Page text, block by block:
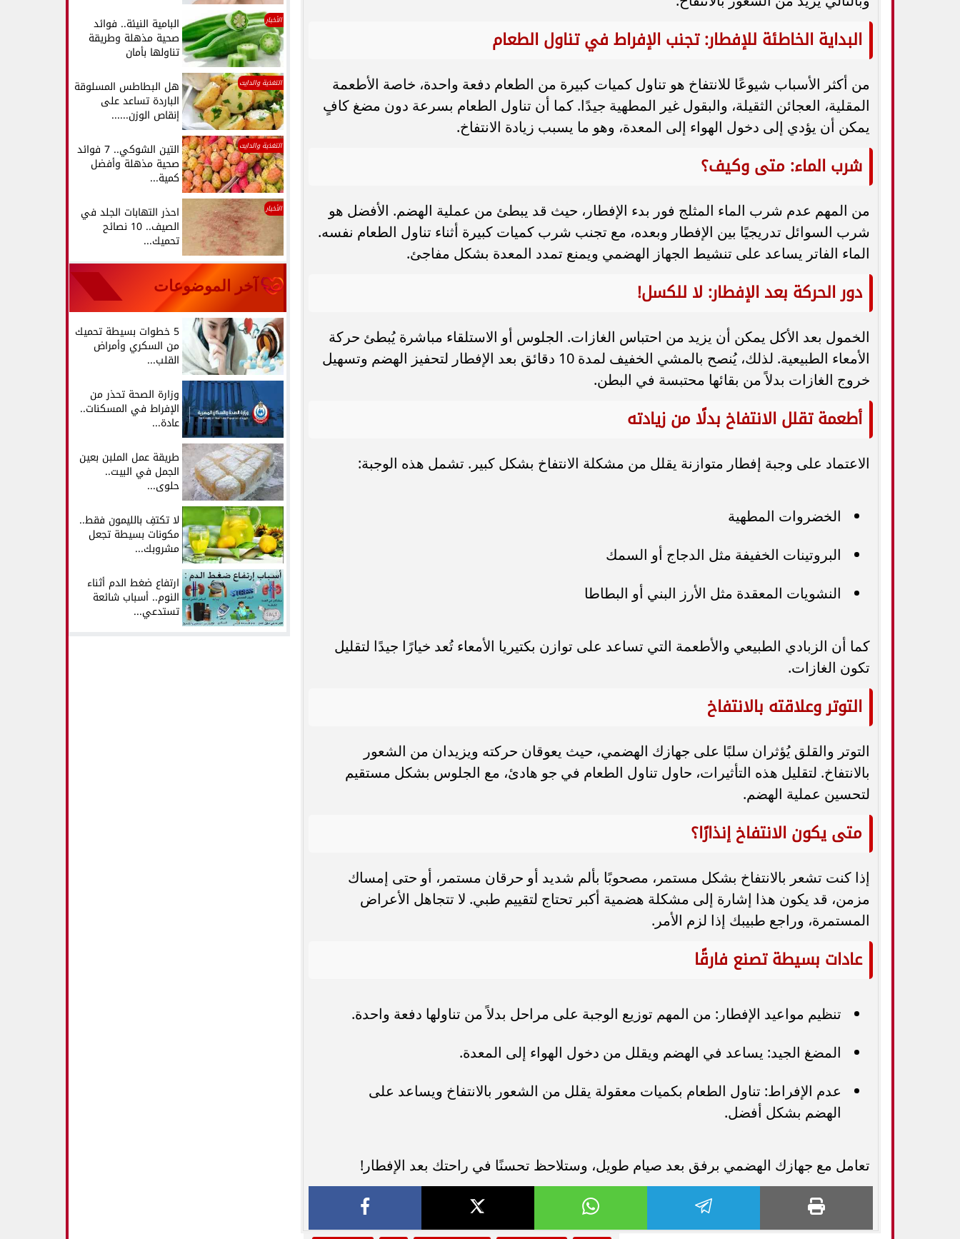
البداية الخاطئة للإفطار: تجنب الإفراط في تناول الطعام
من أكثر الأسباب شيوعًا للانتفاخ هو تناول كميات كبيرة من الطعام دفعة واحدة، خاصة الأطعمة
المقلية، العجائن الثقيلة، والبقول غير المطهية جيدًا. كما أن تناول الطعام بسرعة دون مضغ كافٍ
يمكن أن يؤدي إلى دخول الهواء إلى المعدة، وهو ما يسبب زيادة الانتفاخ.
شرب الماء: متى وكيف؟
من المهم عدم شرب الماء المثلج فور بدء الإفطار، حيث قد يبطئ من عملية الهضم. الأفضل هو
شرب السوائل تدريجيًا بين الإفطار وبعده، مع تجنب شرب كميات كبيرة أثناء تناول الطعام نفسه.
الماء الفاتر يساعد على تنشيط الجهاز الهضمي ويمنع تمدد المعدة بشكل مفاجئ.
دور الحركة بعد الإفطار: لا للكسل!
الخمول بعد الأكل يمكن أن يزيد من احتباس الغازات. الجلوس أو الاستلقاء مباشرة يُبطئ حركة
الأمعاء الطبيعية. لذلك، يُنصح بالمشي الخفيف لمدة 10 دقائق بعد الإفطار لتحفيز الهضم وتسهيل
خروج الغازات بدلاً من بقائها محتبسة في البطن.
أطعمة تقلل الانتفاخ بدلًا من زيادته
الاعتماد على وجبة إفطار متوازنة يقلل من مشكلة الانتفاخ بشكل كبير. تشمل هذه الوجبة:
الخضروات المطهية
البروتينات الخفيفة مثل الدجاج أو السمك
النشويات المعقدة مثل الأرز البني أو البطاطا
كما أن الزبادي الطبيعي والأطعمة التي تساعد على توازن بكتيريا الأمعاء تُعد خيارًا جيدًا لتقليل
تكون الغازات.
التوتر وعلاقته بالانتفاخ
التوتر والقلق يُؤثران سلبًا على جهازك الهضمي، حيث يعوقان حركته ويزيدان من الشعور
بالانتفاخ. لتقليل هذه التأثيرات، حاول تناول الطعام في جو هادئ، مع الجلوس بشكل مستقيم
لتحسين عملية الهضم.
متى يكون الانتفاخ إنذارًا؟
إذا كنت تشعر بالانتفاخ بشكل مستمر، مصحوبًا بألم شديد أو حرقان مستمر، أو حتى إمساك
مزمن، قد يكون هذا إشارة إلى مشكلة هضمية أكبر تحتاج لتقييم طبي. لا تتجاهل الأعراض
المستمرة، وراجع طبيبك إذا لزم الأمر.
عادات بسيطة تصنع فارقًا
تنظيم مواعيد الإفطار: من المهم توزيع الوجبة على مراحل بدلاً من تناولها دفعة واحدة.
المضغ الجيد: يساعد في الهضم ويقلل من دخول الهواء إلى المعدة.
عدم الإفراط: تناول الطعام بكميات معقولة يقلل من الشعور بالانتفاخ ويساعد على
الهضم بشكل أفضل.
تعامل مع جهازك الهضمي برفق بعد صيام طويل، وستلاحظ تحسنًا في راحتك بعد الإفطار!
الأخبار البامية النيئة.. فوائد
صحية مذهلة وطريقة
تناولها بأمان
التغذية والدايت هل البطاطس المسلوقة
الباردة تساعد على
إنقاص الوزن......
التغذية والدايت التين الشوكي.. 7 فوائد
صحية مذهلة وأفضل
كمية...
الأخبار احذر التهابات الجلد في
الصيف.. 10 نصائح
تحميك...
آخر الموضوعات
5 خطوات بسيطة تحميك
من السكري وأمراض
القلب...
وزارة الصحة تحذر من
الإفراط في المسكنات..
عادة...
طريقة عمل الملبن بعين
الجمل في البيت..
حلوى...
لا تكتفِ بالليمون فقط..
مكونات بسيطة تجعل
مشروبك...
ارتفاع ضغط الدم أثناء
النوم.. أسباب شائعة
تستدعي...